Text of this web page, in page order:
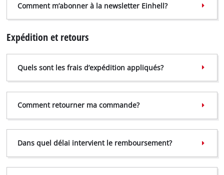
Comment m’abonner à la newsletter Einhell?
Expédition et retours
Quels sont les frais d’expédition appliqués?
Comment retourner ma commande?
Dans quel délai intervient le remboursement?